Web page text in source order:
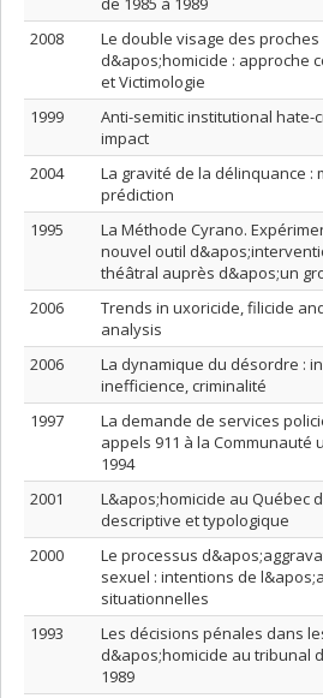
2008
Le double visage des
d&apos;homicide : approche
et Victimologie
1999
Anti-semitic institutional hate-
impact
2004
La gravité de la délinquance :
prédiction
1995
La Méthode Cyrano.
nouvel outil
théâtral auprès d&apos;un
2006
Trends in uxoricide, filicide
analysis
2006
La dynamique du désordre :
inefficience, criminalité
1997
La demande de services
appels 911 à la Communauté
1994
2001
L&apos;homicide au Québec
descriptive et typologique
2000
Le processus
sexuel : intentions de
situationnelles
1993
Les décisions pénales dans
d&apos;homicide au tribunal
1989